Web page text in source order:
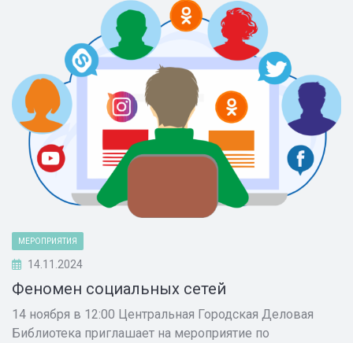
МЕРОПРИЯТИЯ
14.11.2024
Феномен социальных сетей
14 ноября в 12:00 Центральная Городская Деловая
Библиотека приглашает на мероприятие по